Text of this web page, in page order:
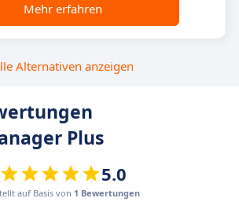
Mehr erfahren
Alternativen anzeigen
Plus
5.0
auf Basis von 1 Bewertungen